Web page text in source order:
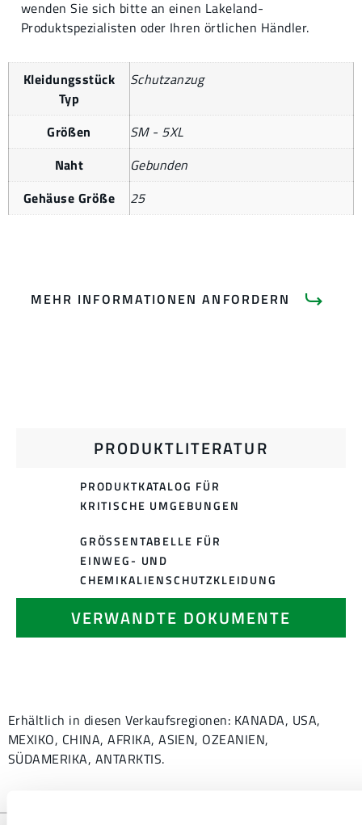
wenden Sie sich bitte an einen Lakeland-
Produktspezialisten oder Ihren örtlichen Händler.
Kleidungsstück
Typ
Schutzanzug
Größen
SM - 5XL
Naht
Gebunden
Gehäuse Größe
25
MEHR INFORMATIONEN ANFORDERN
PRODUKTLITERATUR
VERWANDTE DOKUMENTE
PRODUKTKATALOG FÜR
KRITISCHE UMGEBUNGEN
GRÖSSENTABELLE FÜR E
INWEG- UND C
HEMIKALIENSCHUTZKLEIDUNG
Erhältlich in diesen Verkaufsregionen: KANADA, USA,
MEXIKO, CHINA, AFRIKA, ASIEN, OZEANIEN,
SÜDAMERIKA, ANTARKTIS.